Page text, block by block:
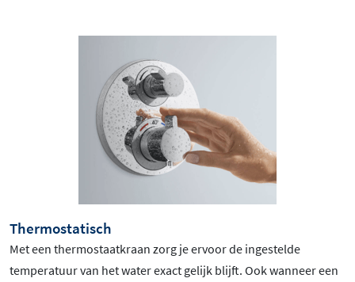
Thermostatisch
Met een thermostaatkraan zorg je ervoor de ingestelde
temperatuur van het water exact gelijk blijft. Ook wanneer een